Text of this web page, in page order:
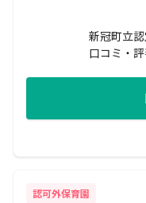
新冠町立
口コミ・
認可外保育園